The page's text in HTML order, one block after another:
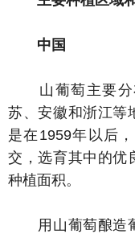
中国
山葡萄主要分
苏、安徽和浙江等
是在1959年以后
交，选育其中的优
种植面积。
用山葡萄酿造葡